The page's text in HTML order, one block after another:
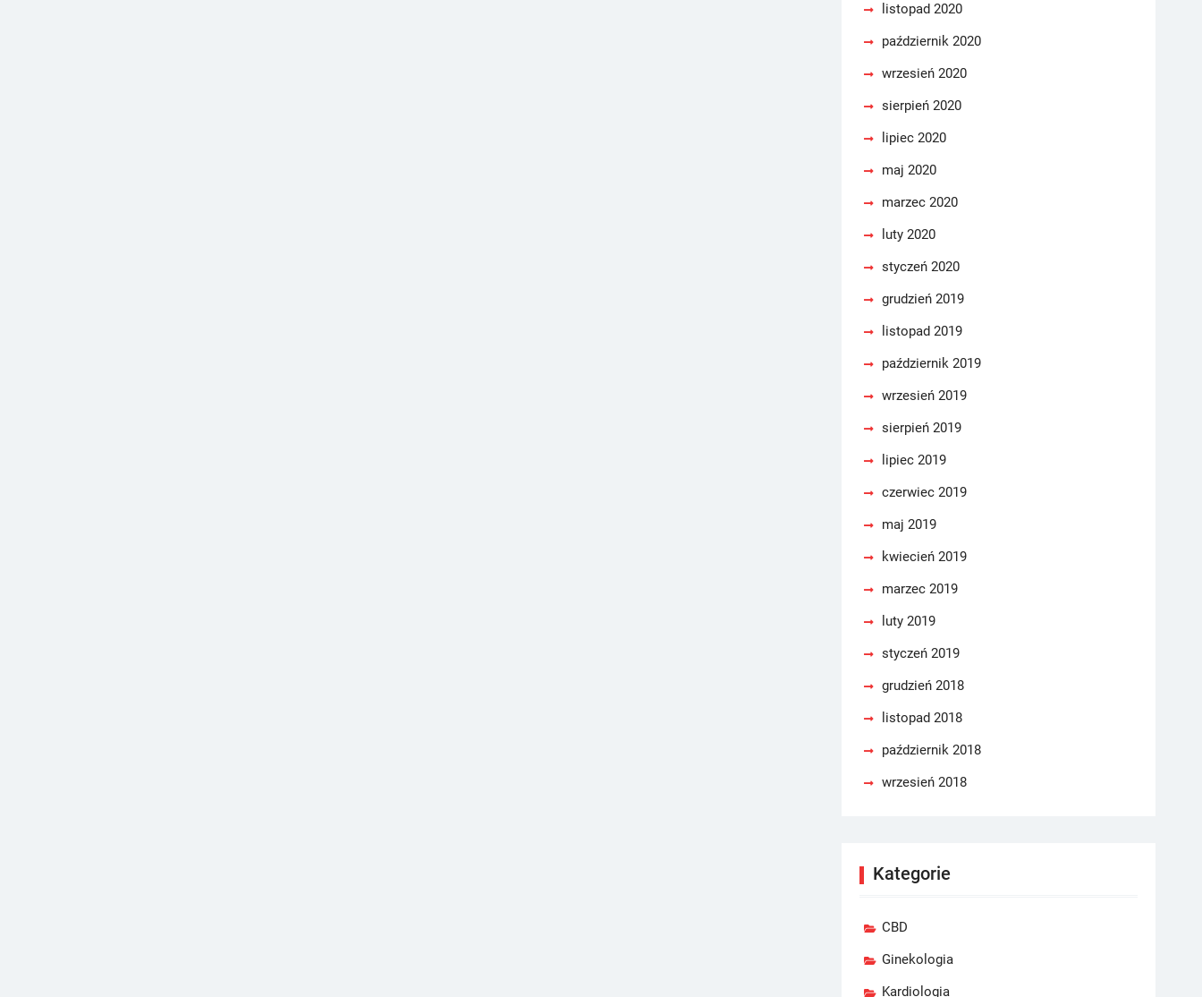
listopad 2020
październik 2020
wrzesień 2020
sierpień 2020
lipiec 2020
maj 2020
marzec 2020
luty 2020
styczeń 2020
grudzień 2019
listopad 2019
październik 2019
wrzesień 2019
sierpień 2019
lipiec 2019
czerwiec 2019
maj 2019
kwiecień 2019
marzec 2019
luty 2019
styczeń 2019
grudzień 2018
listopad 2018
październik 2018
wrzesień 2018
Kategorie
CBD
Ginekologia
Kardiologia